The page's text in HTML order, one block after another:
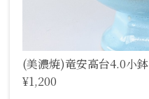
(美濃焼)竜安高台4.0小鉢
¥1,200